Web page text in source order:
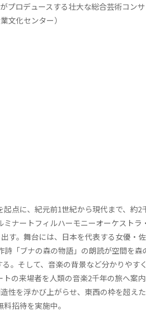
プロデュースする壮大な総合芸術コンサ
文化センター）
点に、紀元前1世紀から現代まで、約2
ナートフィルハーモニーオーケストラ・
す。舞台には、日本を代表する女優・佐
「ブナの森の物語」の朗読が空間を森
。そして、音楽の背景など分かりやすく
の来場者を人類の音楽2千年の旅へ案内
性を浮かび上がらせ、東西の枠を超えた
招待を実施中。